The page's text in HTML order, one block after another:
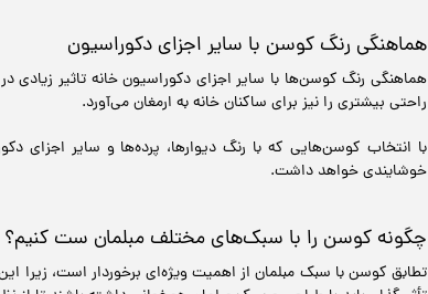
هماهنگی رنگ کوسن با سایر اجزای دکوراسیون
هماهنگی رنگ کوسن‌ها با سایر اجزای دکوراسیون خانه تاثیر زیادی
راحتی بیشتری را نیز برای ساکنان خانه به ارمغان می‌آورد.
با انتخاب کوسن‌هایی که با رنگ دیوارها، پرده‌ها و سایر
خوشایندی خواهد داشت.
چگونه کوسن را با سبک‌های مختلف مبلمان ست کنیم؟
تطابق کوسن با سبک مبلمان از اهمیت ویژه‌ای برخوردار است، زیرا